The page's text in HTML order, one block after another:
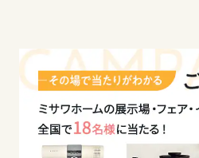
九州エリア
福岡県